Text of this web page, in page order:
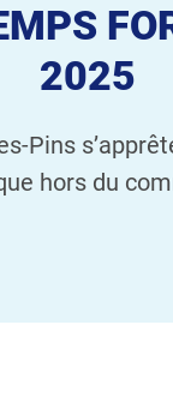
2025
Pins
hors du